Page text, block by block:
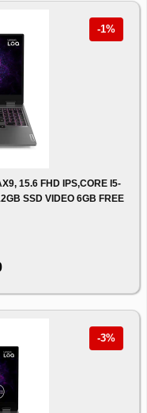
-1%
15.6 FHD IPS,CORE I5-
SSD VIDEO 6GB FREE
-3%